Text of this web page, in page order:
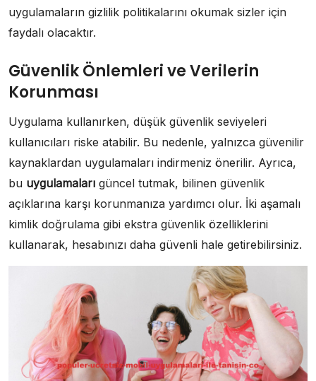
uygulamaların gizlilik politikalarını okumak sizler için
faydalı olacaktır.
Güvenlik Önlemleri ve Verilerin
Korunması
Uygulama kullanırken, düşük güvenlik seviyeleri
kullanıcıları riske atabilir. Bu nedenle, yalnızca güvenilir
kaynaklardan uygulamaları indirmeniz önerilir. Ayrıca,
bu uygulamaları güncel tutmak, bilinen güvenlik
açıklarına karşı korunmanıza yardımcı olur. İki aşamalı
kimlik doğrulama gibi ekstra güvenlik özelliklerini
kullanarak, hesabınızı daha güvenli hale getirebilirsiniz.